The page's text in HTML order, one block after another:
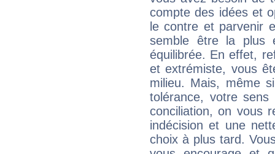
compte des idées et
le contre et parvenir
semble être la plus
équilibrée. En effet,
et extrémiste, vous
milieu. Mais, même
tolérance, votre
conciliation, on vous
indécision et une
choix à plus tard.